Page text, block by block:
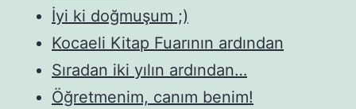
İyi ki doğmuşum ;)
Kocaeli Kitap Fuarının ardından
Sıradan iki yılın ardından…
Öğretmenim, canım benim!